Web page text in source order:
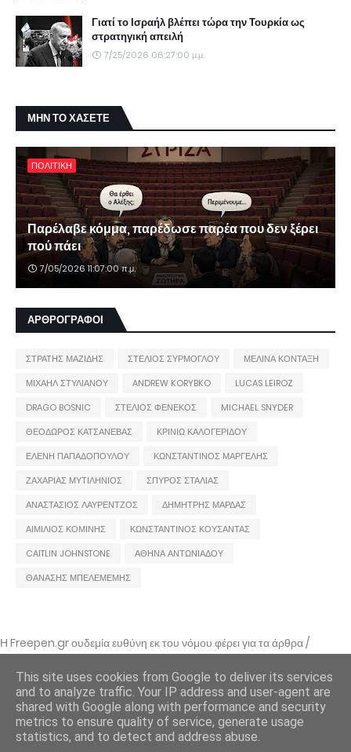
Γιατί το Ισραήλ βλέπει τώρα την Τουρκία ως
στρατηγική απειλή
7/25/2026 06:27:00 μ.μ.
ΜΗΝ ΤΟ ΧΑΣΕΤΕ
ΠΟΛΙΤΙΚΗ
Παρέλαβε κόμμα, παρέδωσε παρέα που δεν ξέρει
πού πάει
7/05/2026 11:07:00 π.μ.
ΑΡΘΡΟΓΡΑΦΟΙ
ΣΤΡΑΤΗΣ ΜΑΖΙΔΗΣ ΣΤΕΛΙΟΣ ΣΥΡΜΟΓΛΟΥ
ΜΕΛΙΝΑ ΚΟΝΤΑΞΗ
ΜΙΧΑΗΛ ΣΤΥΛΙΑΝΟΥ
ANDREW KORYBKO
LUCAS LEIROZ
DRAGO BOSNIC
ΣΤΕΛΙΟΣ ΦΕΝΕΚΟΣ
MICHAEL SNYDER
ΘΕΟΔΩΡΟΣ ΚΑΤΣΑΝΕΒΑΣ
ΚΡΙΝΙΩ ΚΑΛΟΓΕΡΙΔΟΥ
ΕΛΕΝΗ ΠΑΠΑΔΟΠΟΥΛΟΥ
ΚΩΝΣΤΑΝΤΙΝΟΣ ΜΑΡΓΕΛΗΣ
ΖΑΧΑΡΙΑΣ ΜΥΤΙΛΗΝΙΟΣ
ΣΠΥΡΟΣ ΣΤΑΛΙΑΣ
ΑΝΑΣΤΑΣΙΟΣ ΛΑΥΡΕΝΤΖΟΣ
ΔΗΜΗΤΡΗΣ ΜΑΡΔΑΣ
ΑΙΜΙΛΙΟΣ ΚΟΜΙΝΗΣ
ΚΩΝΣΤΑΝΤΙΝΟΣ ΚΟΥΣΑΝΤΑΣ
CAITLIN JOHNSTONE
ΑΘΗΝΑ ΑΝΤΩΝΙΑΔΟΥ
ΘΑΝΑΣΗΣ ΜΠΕΛΕΜΕΜΗΣ
Η Freepen.gr ουδεμία ευθύνη εκ του νόμου φέρει για τα άρθρα /
αναρτήσεις που δημοσιεύονται και απηχούν τις απόψεις των συντακτών
τους και δε σημαίνει πως τα υιοθετεί. Σε περίπτωση που θεωρείτε πως
θίγεστε από κάποιο εξ αυτών ή ότι υπάρχει κάποιο σφάλμα,
επικοινωνήστε μέσω e-mail
Freepen.gr - 2011 - freepengr@gmail.com
This site uses cookies from Google to deliver its services
and to analyze traffic. Your IP address and user-agent are
shared with Google along with performance and security
metrics to ensure quality of service, generate usage
statistics, and to detect and address abuse.